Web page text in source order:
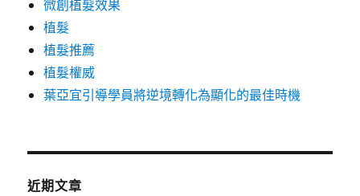
微創植髮效果
植髮
植髮推薦
植髮權威
葉亞宜引導學員將逆境轉化為顯化的最佳時機
近期文章